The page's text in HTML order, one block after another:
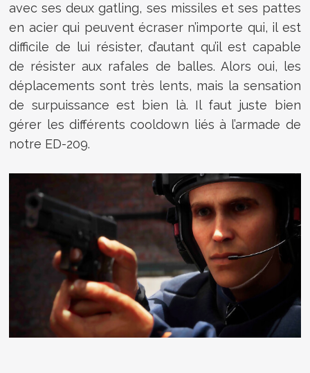
avec ses deux gatling, ses missiles et ses pattes
en acier qui peuvent écraser n’importe qui, il est
difficile de lui résister, d’autant qu’il est capable
de résister aux rafales de balles. Alors oui, les
déplacements sont très lents, mais la sensation
de surpuissance est bien là. Il faut juste bien
gérer les différents cooldown liés à l’armade de
notre ED-209.